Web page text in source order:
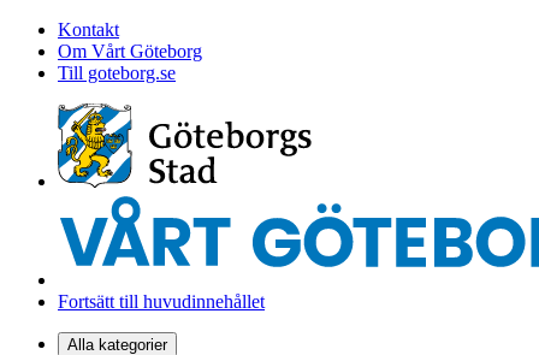
Kontakt
Om Vårt Göteborg
Till goteborg.se
Fortsätt till huvudinnehållet
Alla kategorier